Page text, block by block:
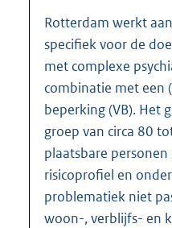
Rotterdam werkt
specifiek voor de
met complexe
combinatie met een
beperking (VB). Het
groep van circa 80
plaatsbare
risicoprofiel en
problematiek niet
woon-, verblijfs- en